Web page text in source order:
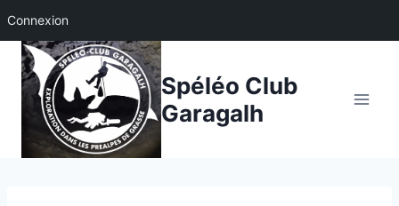
Connexion
Aller
contenu
Spéléo Club
Garagalh